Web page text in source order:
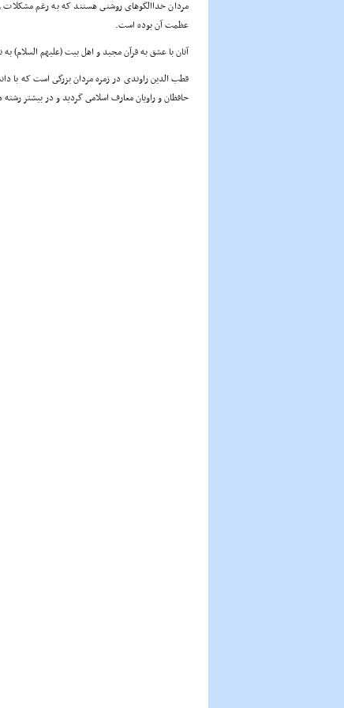
مردان خداالگوهاى روشنى هستند که به رغم
عظمت آن بوده است.
آنان با عشق به قرآن مجید و اهل بیت (علیهم السلام)
قطب الدین راوندى در زمره مردان بزرگى است که با
حافظان و راویان معارف اسلامى گردید و در بیشتر